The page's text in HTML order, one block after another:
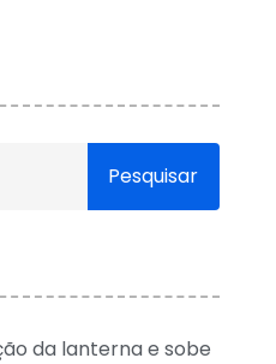
Pesquisar
da lanterna e sobe